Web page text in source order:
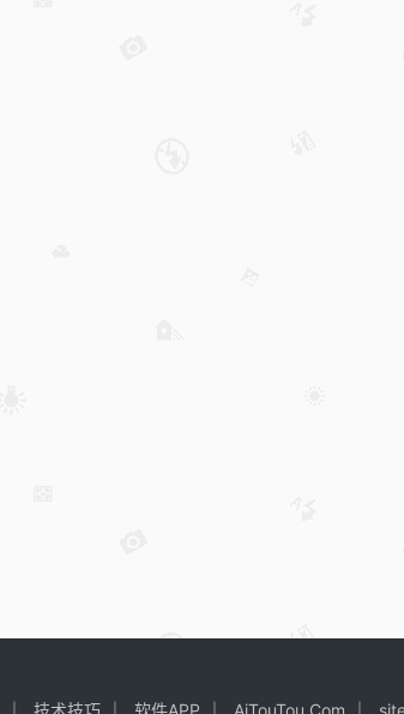
技术技巧 软件APP AiTouTou.Com